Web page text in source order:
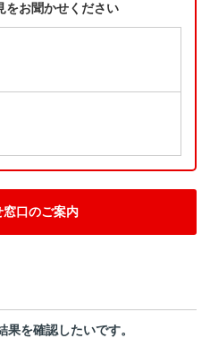
をお聞かせください
窓口のご案内
を確認したいです。